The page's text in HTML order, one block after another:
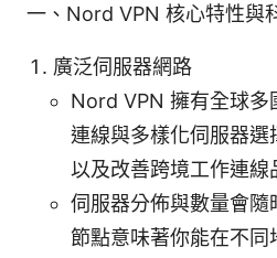
一、Nord VPN 核心特性與
廣泛伺服器網路
Nord VPN 擁有全球多
連線與多樣化伺服器選
以及改善跨境工作連線
伺服器分佈與數量會
節點意味著你能在不